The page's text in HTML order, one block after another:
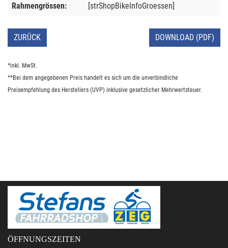
Rahmengrössen: [strShopBikeInfoGroessen]
ZURÜCK DOWNLOAD (PDF)
*inkl. MwSt.
**Bei dem angegebenen Preis handelt es sich um die unverbindliche
Preisempfehlung des Herstellers (UVP) inklusive gesetzlicher Mehrwertsteuer.
ÖFFNUNGSZEITEN